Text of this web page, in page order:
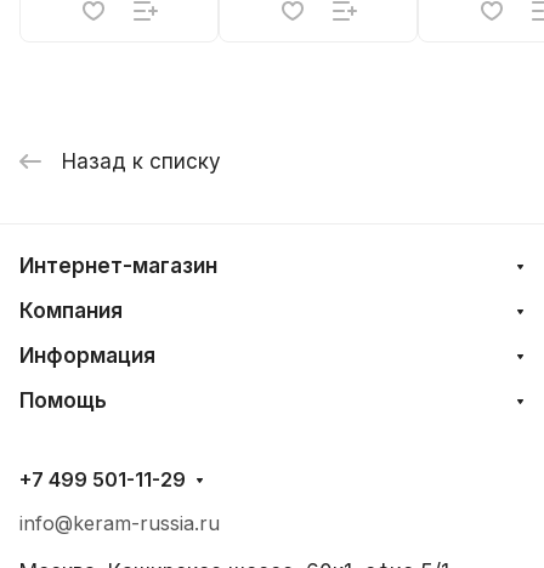
Назад к списку
Интернет-магазин
Компания
Информация
Помощь
+7 499 501-11-29
info@keram-russia.ru